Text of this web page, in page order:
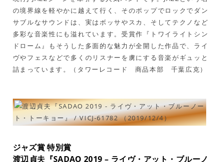
の境界線を軽やかに越えて行く、そのポップでロックでダン
サブルなサウンドは、実はボッサやスカ、そしてテクノなど
多彩な音楽性にも溢れています。受賞作『トワイライトシン
ドローム』もそうした多面的な魅力が全開した作品で、ライ
ヴやフェスなどで多くのリスナーを虜にする音楽がギュッと
詰まっています。（タワーレコード 商品本部 千葉広克）
ジャズ賞 特別賞
渡辺貞夫『SADAO 2019 – ライヴ・アット・ブルーノ